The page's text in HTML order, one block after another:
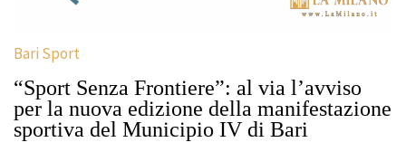
Bari Sport
“Sport Senza Frontiere”: al via l’avviso
per la nuova edizione della manifestazione
sportiva del Municipio IV di Bari